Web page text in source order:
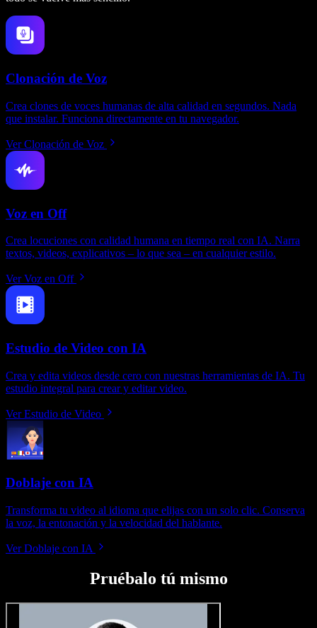
Clonación de Voz
Crea clones de voces humanas de alta calidad en segundos. Nada
que instalar. Funciona directamente en tu navegador.
Ver Clonación de Voz
Voz en Off
Crea locuciones con calidad humana en tiempo real con IA. Narra
textos, videos, explicativos – lo que sea – en cualquier estilo.
Ver Voz en Off
Estudio de Video con IA
Crea y edita videos desde cero con nuestras herramientas de IA. Tu
estudio integral para crear y editar video.
Ver Estudio de Video
Doblaje con IA
Transforma tu video al idioma que elijas con un solo clic. Conserva
la voz, la entonación y la velocidad del hablante.
Ver Doblaje con IA
Pruébalo tú mismo